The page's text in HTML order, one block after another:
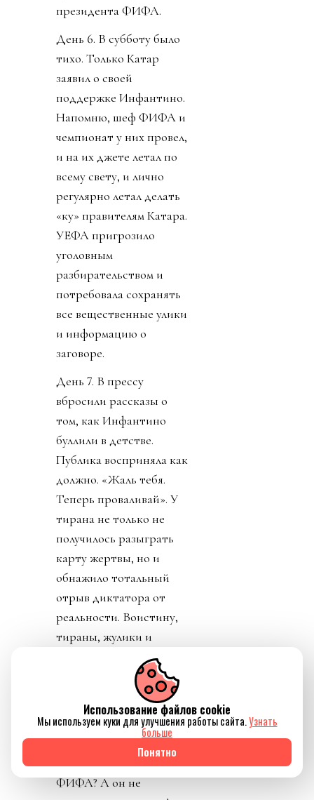
президента ФИФА.
День 6. В субботу было
тихо. Только Катар
заявил о своей
поддержке Инфантино.
Напомню, шеф ФИФА и
чемпионат у них провел,
и на их джете летал по
всему свету, и лично
регулярно летал делать
«ку» правителям Катара.
УЕФА пригрозило
уголовным
разбирательством и
потребовала сохранять
все вещественные улики
и информацию о
заговоре.
День 7. В прессу
вбросили рассказы о
том, как Инфантино
буллили в детстве.
Публика восприняла как
должно. «Жаль тебя.
Теперь проваливай». У
тирана не только не
получилось разыграть
карту жертвы, но и
обнажило тотальный
отрыв диктатора от
реальности. Воистину,
тираны, жулики и
диктаторы так похожи
День 8. Понедельник. А
где же главный
бенефициар и
«папочка» лысого из
ФИФА? А он не
Использование файлов cookie
Мы используем куки для улучшения работы сайта.Узнать
больше
Понятно